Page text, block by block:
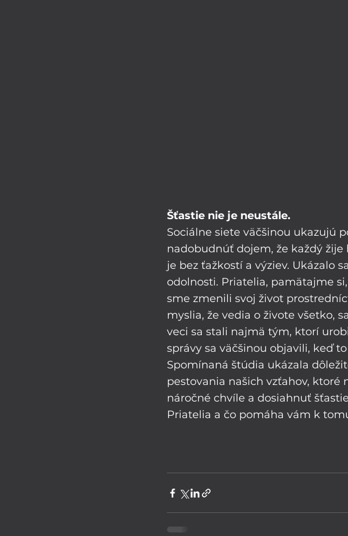
Šťastie nie je neustále.
Sociálne siete väčšinou ukazujú
nadobudnúť dojem, že každý žije
je bez ťažkostí a výziev. Ukázalo
odolnosti. Priatelia, pamätajme
sme zmenili svoj život
myslia, že vedia o živote všetko,
veci sa stali najmä tým, ktorí
správy sa väčšinou objavili, keď
Spomínaná štúdia ukázala
pestovania našich vzťahov,
náročné chvíle a dosiahnuť
Priatelia a čo pomáha vám k